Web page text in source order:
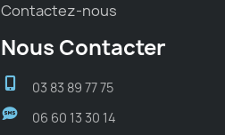
Contactez-nous
Nous Contacter
03 83 89 77 75
06 60 13 30 14